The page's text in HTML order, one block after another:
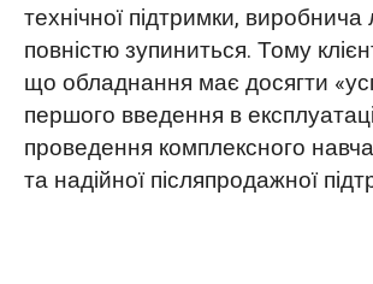
технічної підтримки, виробнича
повністю зупиниться. Тому
що обладнання має досягти
першого введення в
проведення комплексного
та надійної післяпродажної